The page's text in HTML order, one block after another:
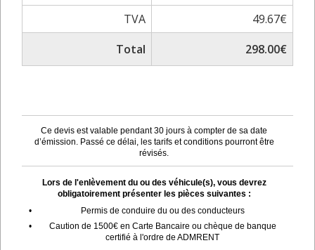
TVA
49.67€
Total
298.00€
Ce devis est valable pendant 30 jours à compter de sa date
d’émission. Passé ce délai, les tarifs et conditions pourront être
révisés.
Lors de l'enlèvement du ou des véhicule(s), vous devrez
obligatoirement présenter les pièces suivantes :
•
Permis de conduire du ou des conducteurs
•
Caution de 1500€ en Carte Bancaire ou chèque de banque
certifié à l'ordre de ADMRENT